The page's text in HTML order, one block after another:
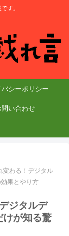
す。
バシーポリシー
問い合わせ
変わる！デジタル
果とやり方
ジタルデ
けが知る驚